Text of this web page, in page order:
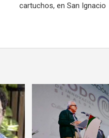
cartuchos, en San Ignacio